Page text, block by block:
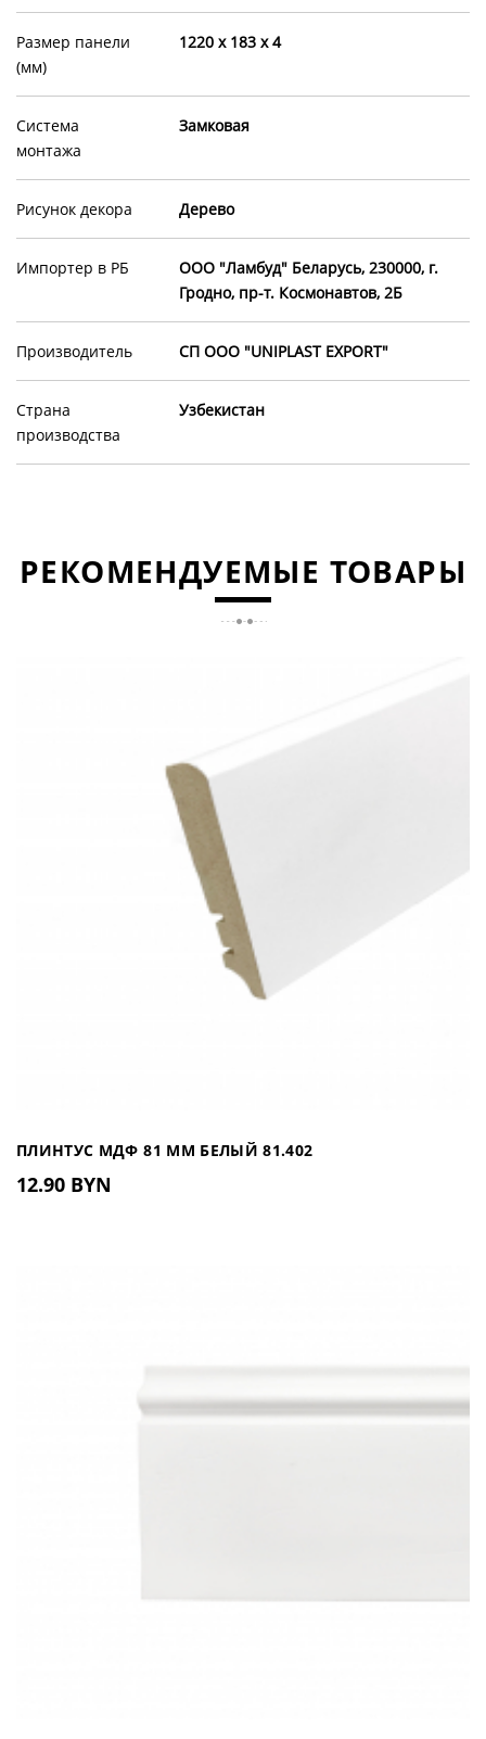
Размер панели
(мм)
1220 x 183 x 4
Система
монтажа
Замковая
Рисунок декора Дерево
Импортер в РБ
OOO "Ламбуд" Беларусь, 230000, г.
Гродно, пр-т. Космонавтов, 2Б
Производитель СП ООО "UNIPLAST EXPORT"
Страна
производства
Узбекистан
РЕКОМЕНДУЕМЫЕ ТОВАРЫ
ПЛИНТУС МДФ 81 ММ БЕЛЫЙ 81.402
12.90 BYN